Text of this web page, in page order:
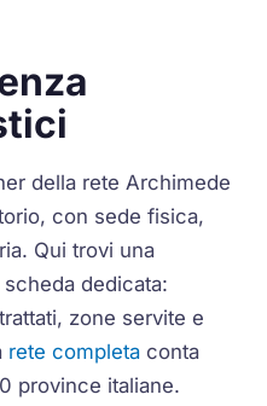
della rete Archimede
con sede fisica,
Qui trovi una
dedicata:
zone servite e
rete completa conta
province italiane.